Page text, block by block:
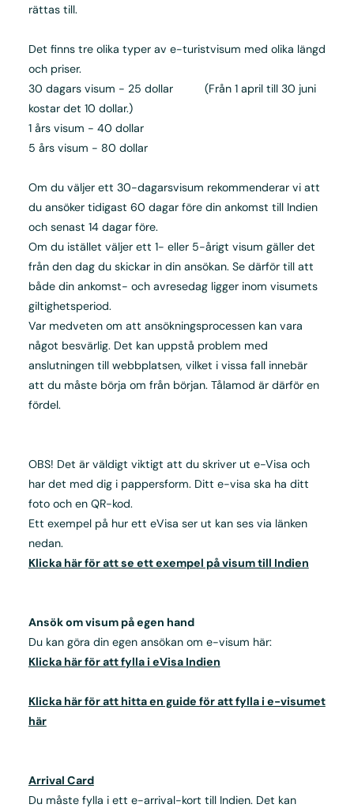
rättas till.
Det finns tre olika typer av e-turistvisum med olika längd
och priser.
30 dagars visum - 25 dollar (Från 1 april till 30 juni
kostar det 10 dollar.)
1 års visum - 40 dollar
5 års visum - 80 dollar
Om du väljer ett 30-dagarsvisum rekommenderar vi att
du ansöker tidigast 60 dagar före din ankomst till Indien
och senast 14 dagar före.
Om du istället väljer ett 1- eller 5-årigt visum gäller det
från den dag du skickar in din ansökan. Se därför till att
både din ankomst- och avresedag ligger inom visumets
giltighetsperiod.
Var medveten om att ansökningsprocessen kan vara
något besvärlig. Det kan uppstå problem med
anslutningen till webbplatsen, vilket i vissa fall innebär
att du måste börja om från början. Tålamod är därför en
fördel.
OBS! Det är väldigt viktigt att du skriver ut e-Visa och
har det med dig i pappersform. Ditt e-visa ska ha ditt
foto och en QR-kod.
Ett exempel på hur ett eVisa ser ut kan ses via länken
nedan.
Klicka här för att se ett exempel på visum till Indien
Ansök om visum på egen hand
Du kan göra din egen ansökan om e-visum här:
Klicka här för att fylla i eVisa Indien
Klicka här för att hitta en guide för att fylla i e-visumet
här
Arrival Card
Du måste fylla i ett e-arrival-kort till Indien. Det kan